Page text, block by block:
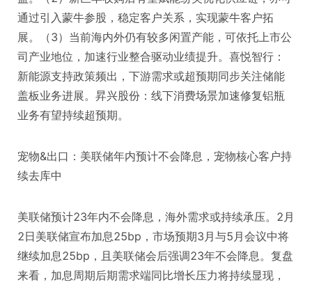
通过引入蒙牛参股，稳定客户关系，实现蒙牛客户拓
展。（3）当前海内外仍有较多闲置产能，可依托上市公
司产业地位，加速行业整合驱动业绩提升。喜悦智行：
新能源支持政策频出，下游需求或超预期同步关注储能
盖板业务进展。昇兴股份：线下消费场景加速修复铝瓶
业务有望持续超预期。
宠物&出口：美联储年内预计不会降息，宠物核心客户持
续去库中
美联储预计23年内不会降息，海外需求或持续承压。2月
2日美联储宣布加息25bp，市场预期3月与5月会议中将
继续加息25bp，且美联储会后强调23年不会降息。复盘
来看，加息周期后期需求端同比增长压力将持续显现，